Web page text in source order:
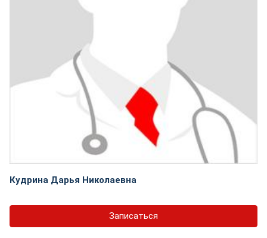
Кудрина Дарья Николаевна
Записаться